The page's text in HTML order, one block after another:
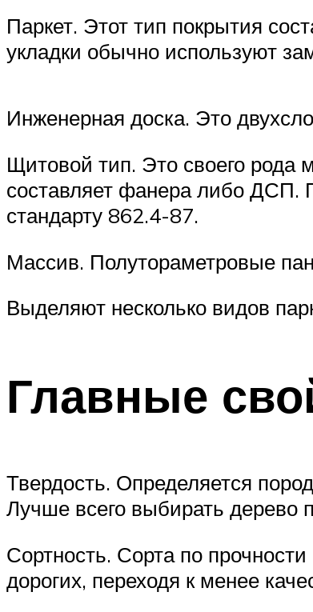
Паркет. Этот тип покрытия
укладки обычно используют
Инженерная доска. Это
Щитовой тип. Это своего рода
составляет фанера либо ДСП.
стандарту 862.4-87.
Массив. Полутораметровые
Выделяют несколько видов
Главные
Твердость. Определяется
Лучше всего выбирать дерево
Сортность. Сорта по
дорогих, переходя к менее